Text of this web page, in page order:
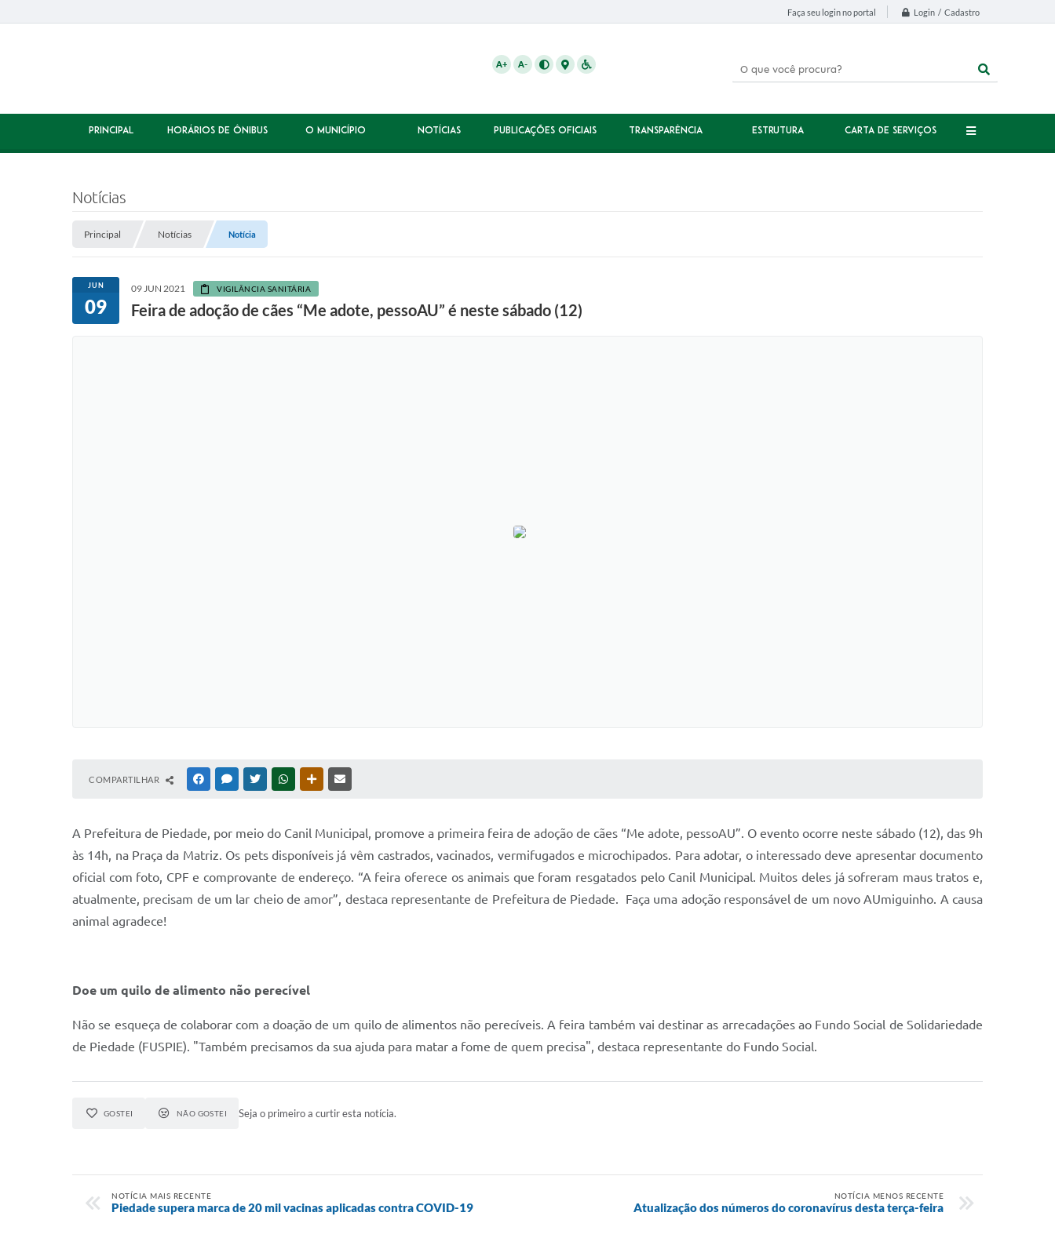
Faça seu login no portal Login / Cadastro
A+ A-
PRINCIPAL HORÁRIOS DE ÔNIBUS O MUNICÍPIO NOTÍCIAS PUBLICAÇÕES OFICIAIS TRANSPARÊNCIA ESTRUTURA CARTA DE SERVIÇOS
Notícias
Principal Notícias Notícia
JUN
09
09 JUN 2021 VIGILÂNCIA SANITÁRIA
Feira de adoção de cães “Me adote, pessoAU” é neste sábado (12)
COMPARTILHAR FACEBOOKMESSENGER
TWITTERWHATSAPPOUTRAS MÍDIAS
A Prefeitura de Piedade, por meio do Canil Municipal, promove a primeira feira de adoção de cães “Me adote, pessoAU”. O evento ocorre neste sábado (12), das 9h
às 14h, na Praça da Matriz. Os pets disponíveis já vêm castrados, vacinados, vermifugados e microchipados. Para adotar, o interessado deve apresentar documento
oficial com foto, CPF e comprovante de endereço. “A feira oferece os animais que foram resgatados pelo Canil Municipal. Muitos deles já sofreram maus tratos e,
atualmente, precisam de um lar cheio de amor”, destaca representante de Prefeitura de Piedade. Faça uma adoção responsável de um novo AUmiguinho. A causa
animal agradece!
Doe um quilo de alimento não perecível
Não se esqueça de colaborar com a doação de um quilo de alimentos não perecíveis. A feira também vai destinar as arrecadações ao Fundo Social de Solidariedade
de Piedade (FUSPIE). "Também precisamos da sua ajuda para matar a fome de quem precisa", destaca representante do Fundo Social.
GOSTEI NÃO GOSTEI Seja o primeiro a curtir esta notícia.
NOTÍCIA MAIS RECENTE
Piedade supera marca de 20 mil vacinas aplicadas contra COVID-19
NOTÍCIA MENOS RECENTE
Atualização dos números do coronavírus desta terça-feira